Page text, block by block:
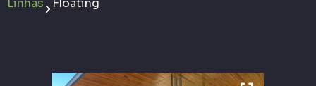
Linhas Floating